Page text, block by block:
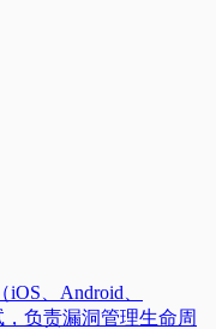
、Android、
负责漏洞管理生命周